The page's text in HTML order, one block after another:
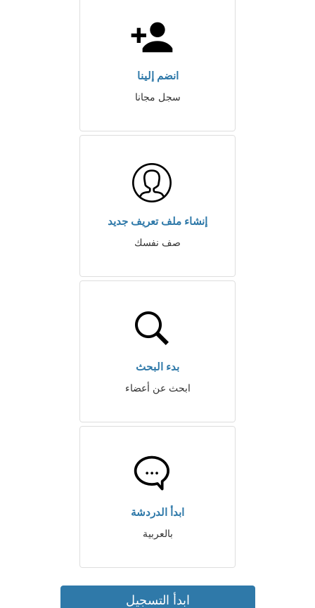
انضم إلينا
سجل مجانا
إنشاء ملف تعريف جديد
صف نفسك
بدء البحث
ابحث عن أعضاء
ابدأ الدردشة
بالعربية
ابدأ التسجيل